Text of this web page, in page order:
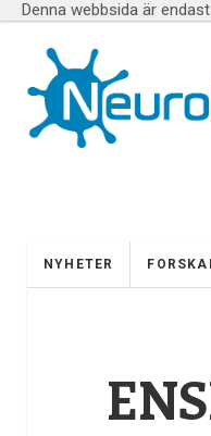
Denna webbsida är
NYHETER